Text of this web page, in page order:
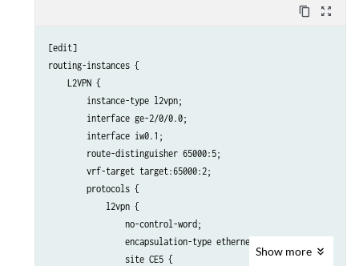
content_copy zoom_out_map
[edit]
routing-instances {
    L2VPN {
        instance-type l2vpn;
        interface ge-2/0/0.0;
        interface iw0.1;
        route-distinguisher 65000:5;
        vrf-target target:65000:2;
        protocols {
            l2vpn {
                no-control-word;
                encapsulation-type ethernet;
                site CE5 {
Show more